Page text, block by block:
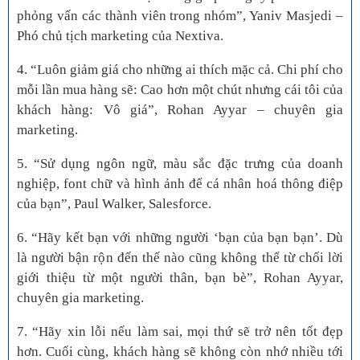
phỏng vấn các thành viên trong nhóm”, Yaniv Masjedi –
Phó chủ tịch marketing của Nextiva.
4. “Luôn giảm giá cho những ai thích mặc cả. Chi phí cho
mỗi lần mua hàng sẽ: Cao hơn một chút nhưng cái tôi của
khách hàng: Vô giá”, Rohan Ayyar – chuyên gia
marketing.
5. “Sử dụng ngôn ngữ, màu sắc đặc trưng của doanh
nghiệp, font chữ và hình ảnh để cá nhân hoá thông điệp
của bạn”, Paul Walker, Salesforce.
6. “Hãy kết bạn với những người ‘bạn của bạn bạn’. Dù
là người bận rộn đến thế nào cũng không thể từ chối lời
giới thiệu từ một người thân, bạn bè”, Rohan Ayyar,
chuyên gia marketing.
7. “Hãy xin lỗi nếu làm sai, mọi thứ sẽ trở nên tốt đẹp
hơn. Cuối cùng, khách hàng sẽ không còn nhớ nhiều tới